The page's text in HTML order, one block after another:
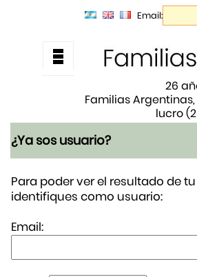
Email:
26
Familias
lucro
¿Ya sos usuario?
Para poder ver el resultado de
identifiques como usuario:
Email: